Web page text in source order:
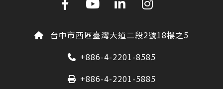
台中市西區臺灣大道二段2號18樓之5
+886-4-2201-8585
+886-4-2201-5885